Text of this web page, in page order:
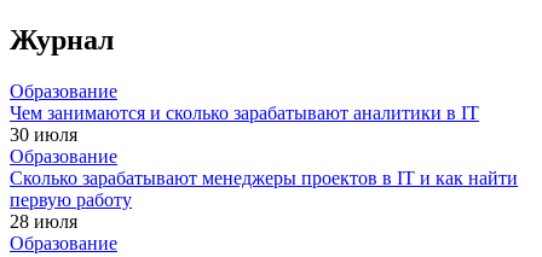
Журнал
Образование
Чем занимаются и сколько зарабатывают аналитики в IT
30 июля
Образование
Сколько зарабатывают менеджеры проектов в IT и как найти
первую работу
28 июля
Образование